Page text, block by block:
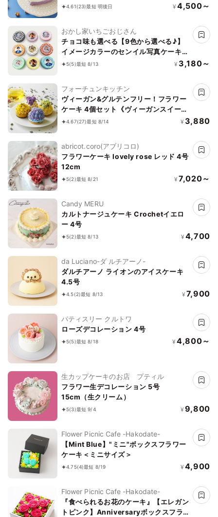
4.61(23)最短 明後日 ¥ 4,500～
おかし家いちごおじさん
チョコ味も選べる【9色から選べる♪】
イメージカラーのセンイル写真ケーキ
ライン 3号 1～2名様向け
5(5)最短 8/13 ¥ 3,180～
フォーチュンキッチン
ヴィーガン&グルテンフリー！フラワー
ケーキ 4個セット《ヴィーガンスイー
ツ》
4.67(27)最短 8/14 ¥ 3,880
abricot.coro(アブリコロ)
フラワーケーキ lovely rose レッド 4号
12cm
5(2)最短 8/21 ¥ 7,020～
Candy MERU
カルトナージュケーキ Crochetイエロ
ー 4号
5(2)最短 8/13 ¥ 4,700
da Luciano-ダ ルチアーノ-
ダルチアーノ ライオンのアイスケーキ
4.5号
4.5(2)最短 8/13 ¥ 7,900
パティスリー クルトワ
ローズデコレーション 4号
5(5)最短 8/18 ¥ 4,800～
生カップケーキのお店 プティル
フラワー生デコレーション 5号
15cm（生クリーム）
5(3)最短 9/4 ¥ 9,800
Flower Picnic Cafe -Hakodate-
【Mint Blue】"ミニ"ボックスフラワー
ケーキ＜ミニサイズ＞
4.75(4)最短 8/19 ¥ 4,900
Flower Picnic Cafe -Hakodate-
『食べられるお花のケーキ』【エレガン
トピンク】Anniversaryボックスフラ